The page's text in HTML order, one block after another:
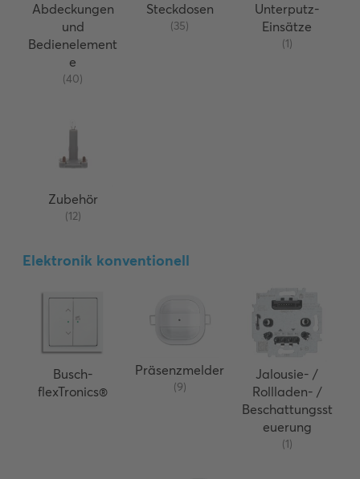
Abdeckungen
und
Bedienelement
e
(40)
Steckdosen
(35)
Unterputz-
Einsätze
(1)
Zubehör
(12)
Elektronik konventionell
Busch-
flexTronics®
Präsenzmelder
(9)
Jalousie- /
Rollladen- /
Beschattungsst
euerung
(1)